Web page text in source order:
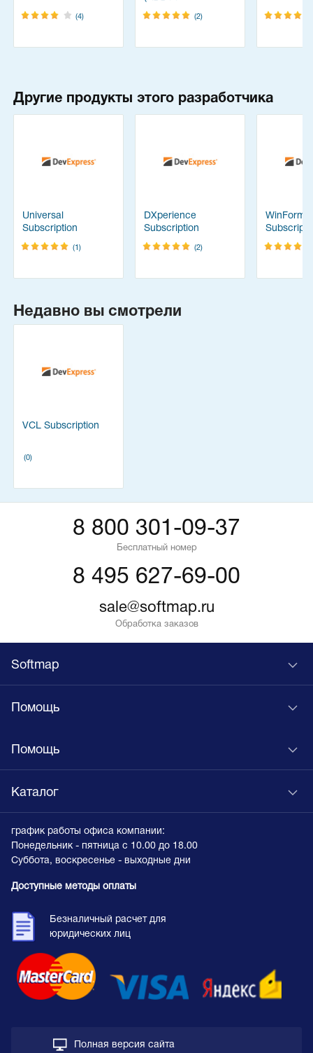
(4)
FineReader)
(2)
Другие продукты этого разработчика
Universal
Subscription
(1)
DXperience
Subscription
(2)
WinForms
Недавно вы смотрели
VCL Subscription
(0)
8 800 301-09-37
Бесплатный номер
8 495 627-69-00
sale@softmap.ru
Обработка заказов
Softmap
Помощь
Помощь
Каталог
график работы офиса компании:
Понедельник - пятница с 10.00 до 18.00
Суббота, воскресенье - выходные дни
Доступные методы оплаты
Безналичный расчет для
юридических лиц
Полная версия сайта